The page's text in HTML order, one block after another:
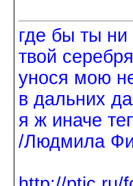
где бы ты
твой
унося мою
в дальних
я ж иначе
/Людмила